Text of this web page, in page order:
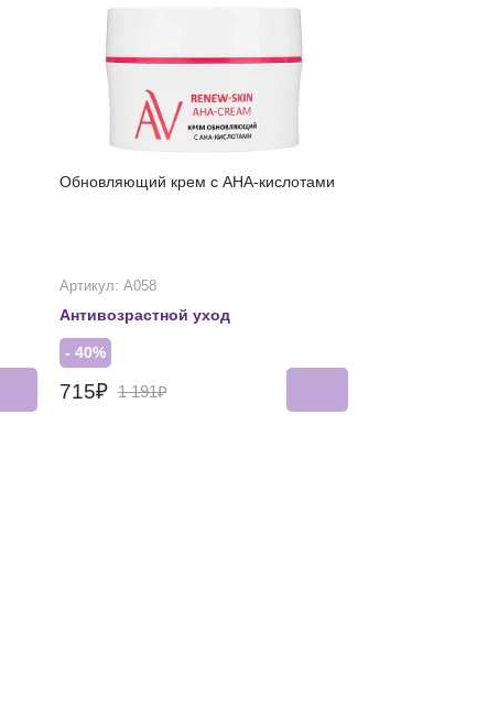
Обновляющий крем с АНА-кислотами
Артикул: А058
Антивозрастной уход
- 40%
715₽ 1 191₽